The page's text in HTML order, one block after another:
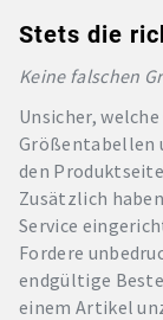
Stets die
Keine falschen
Unsicher,
Größentabellen
den
Zusätzlich
Service
Fordere
endgültige
einem Artikel